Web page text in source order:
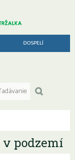
DOSPELÍ
v podzemí